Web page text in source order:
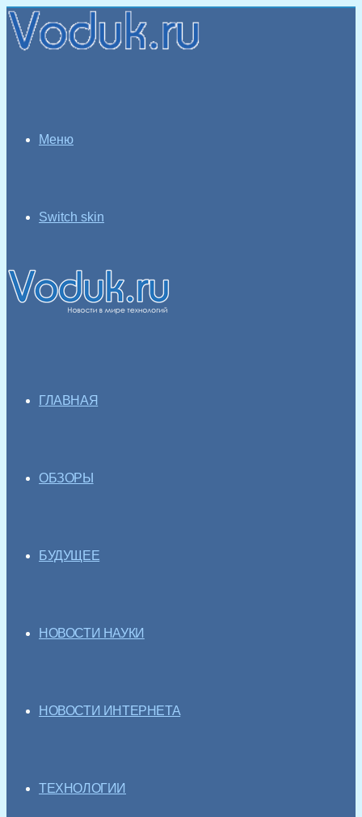
Меню
Switch skin
ГЛАВНАЯ
ОБЗОРЫ
БУДУЩЕЕ
НОВОСТИ НАУКИ
НОВОСТИ ИНТЕРНЕТА
ТЕХНОЛОГИИ